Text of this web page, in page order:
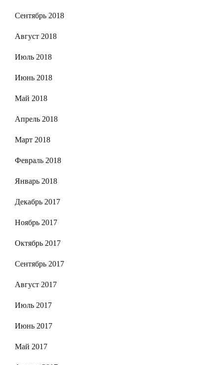
Сентябрь 2018
Август 2018
Июль 2018
Июнь 2018
Май 2018
Апрель 2018
Март 2018
Февраль 2018
Январь 2018
Декабрь 2017
Ноябрь 2017
Октябрь 2017
Сентябрь 2017
Август 2017
Июль 2017
Июнь 2017
Май 2017